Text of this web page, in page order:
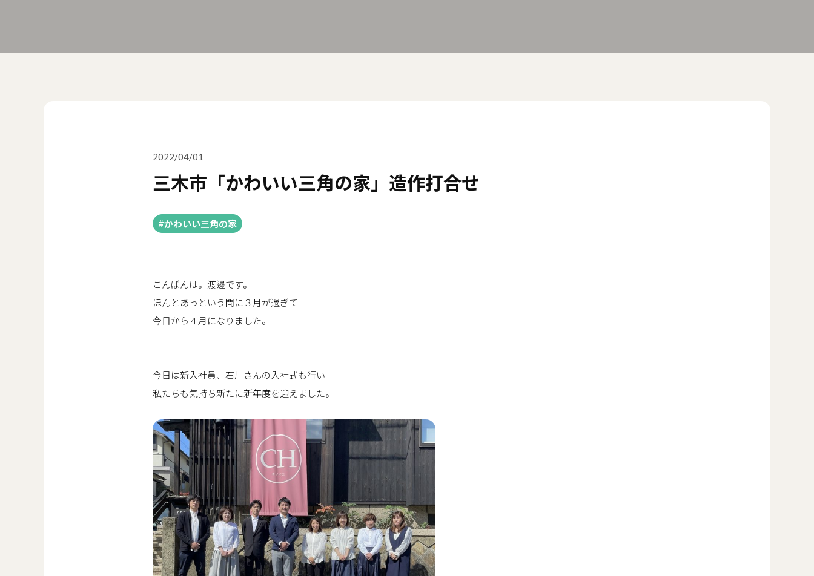
2022/04/01
三木市「かわいい三角の家」造作打合せ
#かわいい三角の家
こんばんは。渡邊です。
ほんとあっという間に３月が過ぎて
今日から４月になりました。
今日は新入社員、石川さんの入社式も行い
私たちも気持ち新たに新年度を迎えました。